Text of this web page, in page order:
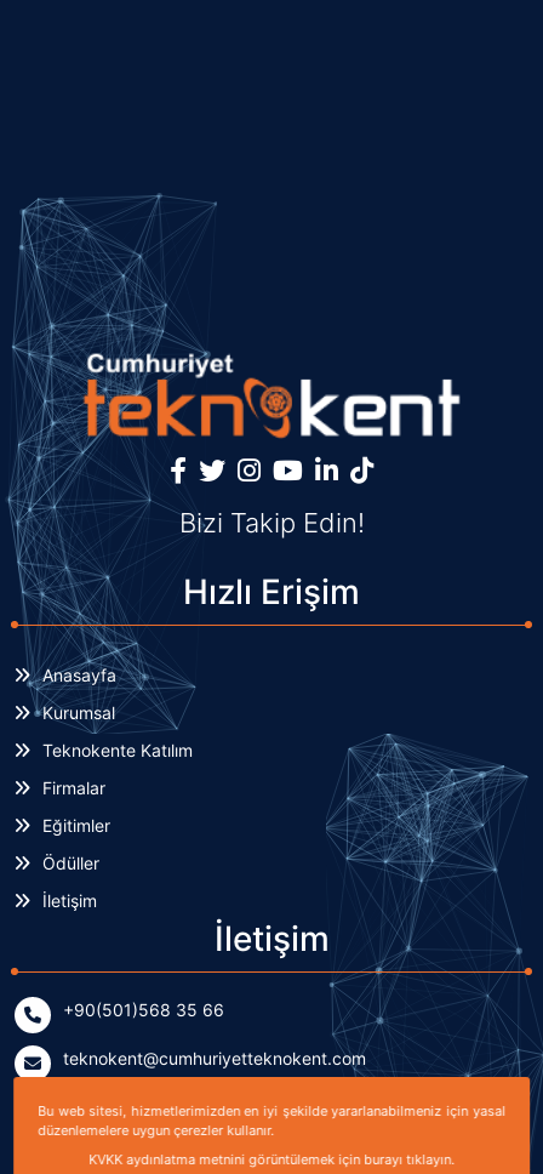
Bizi Takip Edin!
Hızlı Erişim
Anasayfa
Kurumsal
Teknokente Katılım
Firmalar
Eğitimler
Ödüller
İletişim
İletişim
+90(501)568 35 66
teknokent@cumhuriyetteknokent.com
Yenişehir Mahallesi Kardeşler Caddesi No: 7/2 (B Blok)
Sivas, TÜRKİYE
Bu web sitesi, hizmetlerimizden en iyi şekilde yararlanabilmeniz için yasal
düzenlemelere uygun çerezler kullanır.
KVKK aydınlatma metnini görüntülemek için burayı tıklayın.